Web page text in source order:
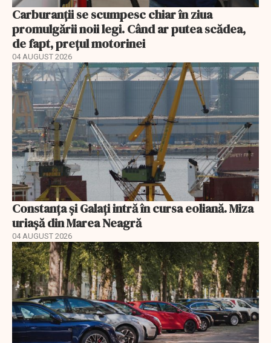
Carburanții se scumpesc chiar în ziua
promulgării noii legi. Când ar putea scădea,
de fapt, prețul motorinei
04 AUGUST 2026
Constanța și Galați intră în cursa eoliană. Miza
uriașă din Marea Neagră
04 AUGUST 2026